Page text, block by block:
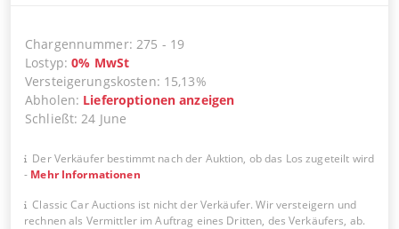
Chargennummer:275 - 19
Lostyp:0% MwSt
Versteigerungskosten: 15,13%
Abholen: Lieferoptionen anzeigen
Schließt:24 June
Der Verkäufer bestimmt nach der Auktion, ob das Los zugeteilt wird
- Mehr Informationen
Classic Car Auctions ist nicht der Verkäufer. Wir versteigern und
rechnen als Vermittler im Auftrag eines Dritten, des Verkäufers, ab.